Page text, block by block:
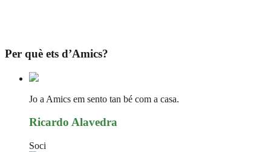
Per què ets d’Amics?
Jo a Amics em sento tan bé com a casa.
Ricardo Alavedra
Soci